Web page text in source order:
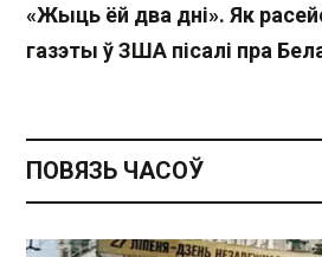
«Жыць ёй два дні». Як
газэты ў ЗША пісалі пра
ПОВЯЗЬ ЧАСОЎ